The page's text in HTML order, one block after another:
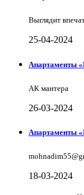
Выглядит
25-04-2024
Апартаменты
АК мантера
26-03-2024
Апартаменты
18-03-2024